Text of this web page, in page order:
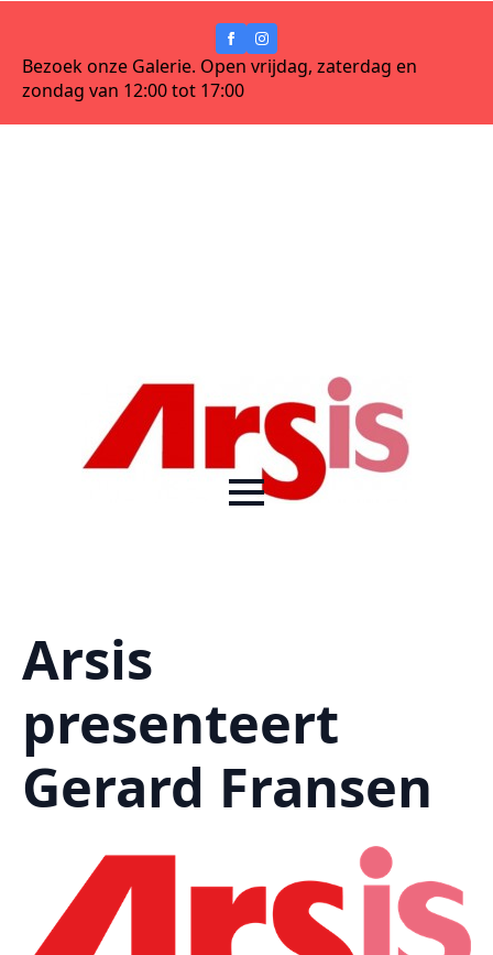
Bezoek onze Galerie. Open vrijdag, zaterdag en
zondag van 12:00 tot 17:00
Arsis
presenteert
Gerard Fransen